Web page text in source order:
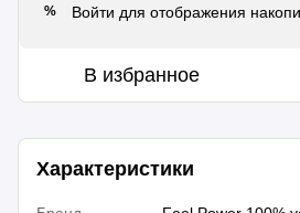
% Войти для отображения
В избранное
Характеристики